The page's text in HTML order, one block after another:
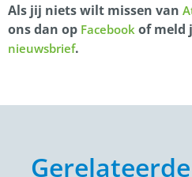
Als jij niets wilt missen van
ons dan op Facebook of meld
nieuwsbrief.